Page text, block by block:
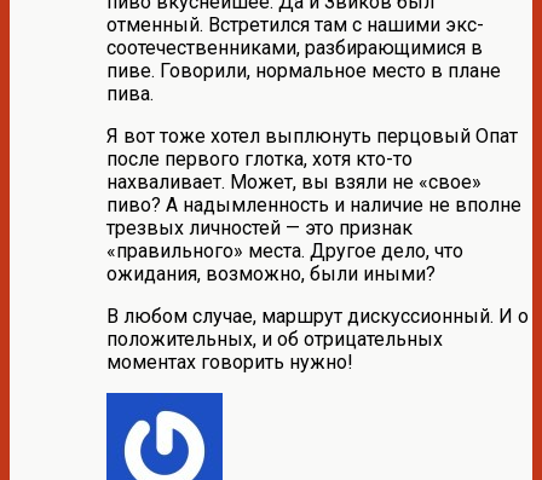
отменный. Встретился там с нашими экс-
соотечественниками, разбирающимися в
пиве. Говорили, нормальное место в плане
пива.
Я вот тоже хотел выплюнуть перцовый Опат
после первого глотка, хотя кто-то
нахваливает. Может, вы взяли не «свое»
пиво? А надымленность и наличие не вполне
трезвых личностей — это признак
«правильного» места. Другое дело, что
ожидания, возможно, были иными?
В любом случае, маршрут дискуссионный. И о
положительных, и об отрицательных
моментах говорить нужно!